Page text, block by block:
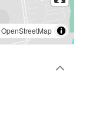
OpenStreetMap